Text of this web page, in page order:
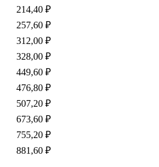
214,40 ₽
257,60 ₽
312,00 ₽
328,00 ₽
449,60 ₽
476,80 ₽
507,20 ₽
673,60 ₽
755,20 ₽
881,60 ₽